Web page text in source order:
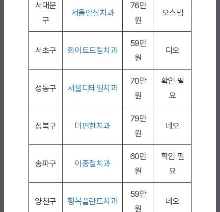
서대문
구
서울안심치과
76만
원
오스템
서초구 화이트드림치과
59만
원
디오
성동구 서울디테일치과
70만
원
확인 필
요
성북구 더편한치과
79만
원
네오
송파구 이종철치과
60만
원
확인 필
요
양천구 행복플란트치과
59만
원
네오